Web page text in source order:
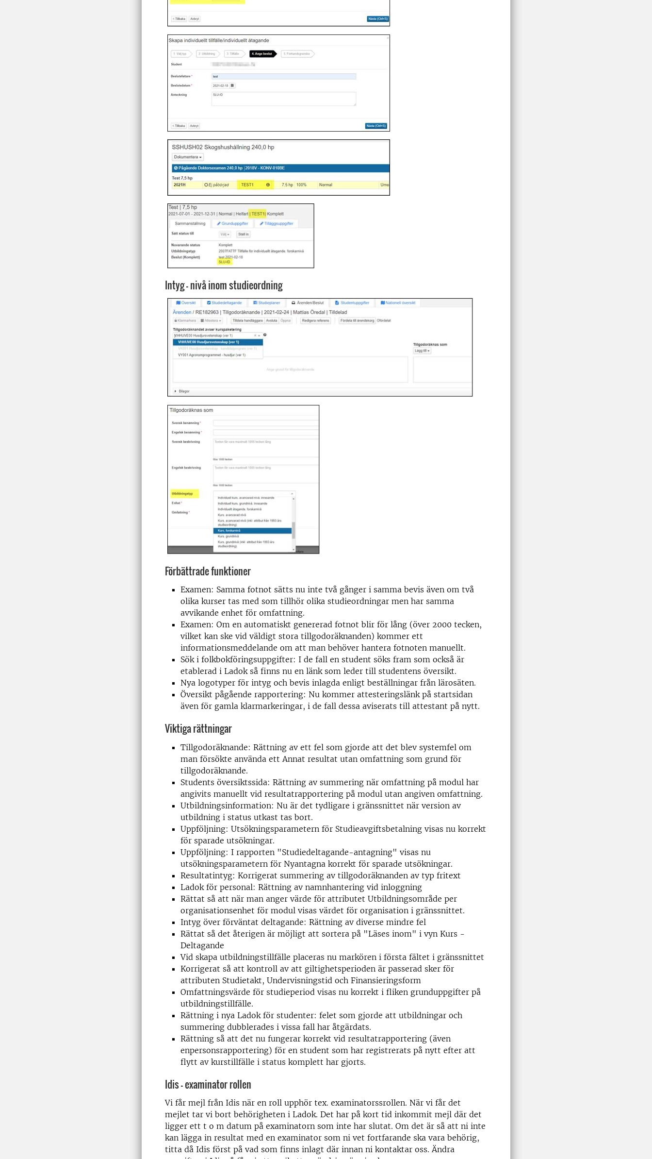
Intyg – nivå inom studieordning
Förbättrade funktioner
Examen: Samma fotnot sätts nu inte två gånger i samma bevis även om två
olika kurser tas med som tillhör olika studieordningar men har samma
avvikande enhet för omfattning.
Examen: Om en automatiskt genererad fotnot blir för lång (över 2000 tecken,
vilket kan ske vid väldigt stora tillgodoräknanden) kommer ett
informationsmeddelande om att man behöver hantera fotnoten manuellt.
Sök i folkbokföringsuppgifter: I de fall en student söks fram som också är
etablerad i Ladok så finns nu en länk som leder till studentens översikt.
Nya logotyper för intyg och bevis inlagda enligt beställningar från lärosäten.
Översikt pågående rapportering: Nu kommer attesteringslänk på startsidan
även för gamla klarmarkeringar, i de fall dessa aviserats till attestant på nytt.
Viktiga rättningar
Tillgodoräknande: Rättning av ett fel som gjorde att det blev systemfel om
man försökte använda ett Annat resultat utan omfattning som grund för
tillgodoräknande.
Students översiktssida: Rättning av summering när omfattning på modul har
angivits manuellt vid resultatrapportering på modul utan angiven omfattning.
Utbildningsinformation: Nu är det tydligare i gränssnittet när version av
utbildning i status utkast tas bort.
Uppföljning: Utsökningsparametern för Studieavgiftsbetalning visas nu korrekt
för sparade utsökningar.
Uppföljning: I rapporten "Studiedeltagande-antagning" visas nu
utsökningsparametern för Nyantagna korrekt för sparade utsökningar.
Resultatintyg: Korrigerat summering av tillgodoräknanden av typ fritext
Ladok för personal: Rättning av namnhantering vid inloggning
Rättat så att när man anger värde för attributet Utbildningsområde per
organisationsenhet för modul visas värdet för organisation i gränssnittet.
Intyg över förväntat deltagande: Rättning av diverse mindre fel
Rättat så det återigen är möjligt att sortera på "Läses inom" i vyn Kurs -
Deltagande
Vid skapa utbildningstillfälle placeras nu markören i första fältet i gränssnittet
Korrigerat så att kontroll av att giltighetsperioden är passerad sker för
attributen Studietakt, Undervisningstid och Finansieringsform
Omfattningsvärde för studieperiod visas nu korrekt i fliken grunduppgifter på
utbildningstillfälle.
Rättning i nya Ladok för studenter: felet som gjorde att utbildningar och
summering dubblerades i vissa fall har åtgärdats.
Rättning så att det nu fungerar korrekt vid resultatrapportering (även
enpersonsrapportering) för en student som har registrerats på nytt efter att
flytt av kurstillfälle i status komplett har gjorts.
Idis – examinator rollen
Vi får mejl från Idis när en roll upphör tex. examinatorssrollen. När vi får det
mejlet tar vi bort behörigheten i Ladok. Det har på kort tid inkommit mejl där det
ligger ett t o m datum på examinatorn som inte har slutat. Om det är så att ni inte
kan lägga in resultat med en examinator som ni vet fortfarande ska vara behörig,
titta då Idis först på vad som finns inlagt där innan ni kontaktar oss. Ändra